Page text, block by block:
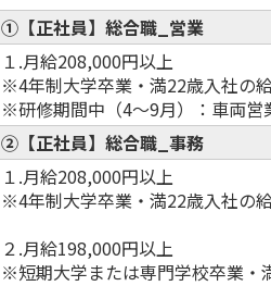
①【正社員】総合職_営業
１.月給208,000円以上
※4年制大学卒業・満22歳入社の
※研修期間中（4～9月）：車両営
②【正社員】総合職_事務
１.月給208,000円以上
※4年制大学卒業・満22歳入社の
２.月給198,000円以上
※短期大学または専門学校卒業・